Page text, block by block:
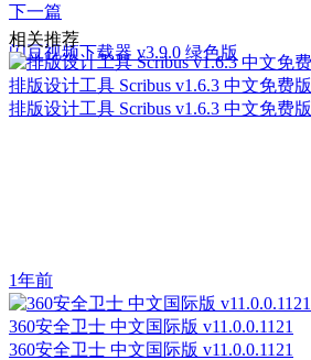
下一篇
闪豆视频下载器 v3.9.0 绿色版
相关推荐
排版设计工具 Scribus v1.6.3 中文免费版
排版设计工具 Scribus v1.6.3 中文免费版
1年前
360安全卫士 中文国际版 v11.0.0.1121
360安全卫士 中文国际版 v11.0.0.1121